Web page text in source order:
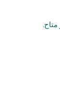
متاح.